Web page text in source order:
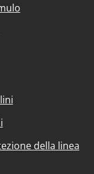
della linea